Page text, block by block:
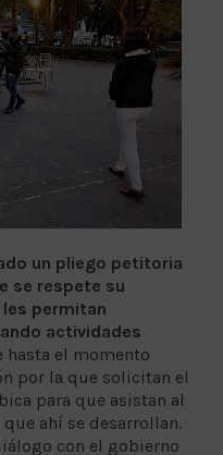
un pliego petitoria
se respete su
permitan
actividades
hasta el momento
por la que solicitan el
para que asistan al
ahí se desarrollan.
con el gobierno